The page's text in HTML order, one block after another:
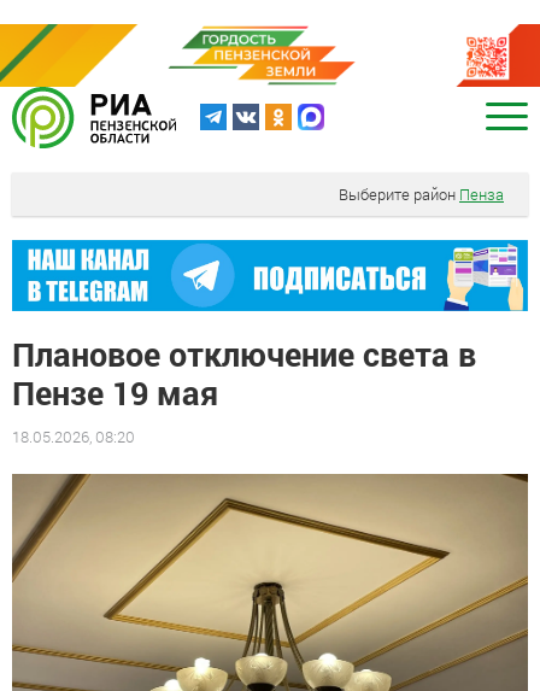
Выберите район Пенза
Плановое отключение света в
Пензе 19 мая
18.05.2026, 08:20